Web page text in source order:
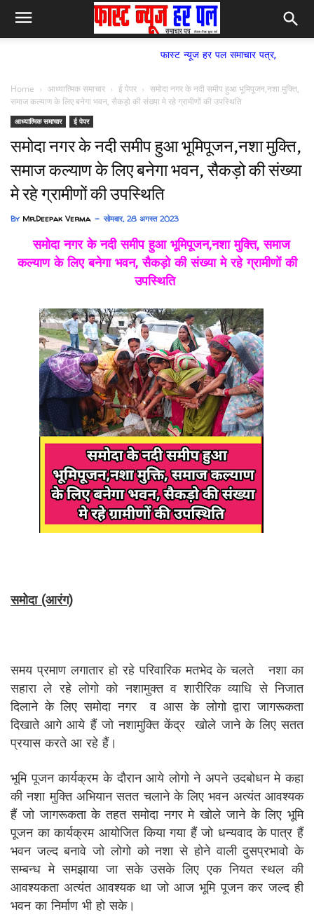
फास्ट न्यूज हर पल समाचार पत्र,
Home आध्यात्मिक समाचार ई पेपर
समोदा नगर के नदी समीप हुआ भूमिपूजन,नशा मुक्ति,
समाज कल्याण के लिए बनेगा भवन, सैकड़ो की संख्या मे रहे ग्रामीणों की उपस्थिति
आध्यात्मिक समाचार ई पेपर
समोदा नगर के नदी समीप हुआ भूमिपूजन,नशा मुक्ति,
समाज कल्याण के लिए बनेगा भवन, सैकड़ो की संख्या
मे रहे ग्रामीणों की उपस्थिति
By Mr.Deepak Verma सोमवार, 28 अगस्त 2023
समोदा नगर के नदी समीप हुआ भूमिपूजन,नशा मुक्ति, समाज
कल्याण के लिए बनेगा भवन, सैकड़ो की संख्या मे रहे ग्रामीणों की
उपस्थिति
समोदा (आरंग)
समय प्रमाण लगातार हो रहे परिवारिक मतभेद के चलते नशा का
सहारा ले रहे लोगो को नशामुक्त व शारीरिक व्याधि से निजात
दिलाने के लिए समोदा नगर व आस के लोगो द्वारा जागरूकता
दिखाते आगे आये हैं जो नशामुक्ति केंद्र खोले जाने के लिए सतत
प्रयास करते आ रहे हैं।
भूमि पूजन कार्यक्रम के दौरान आये लोगो ने अपने उदबोधन मे कहा
की नशा मुक्ति अभियान सतत चलाने के लिए भवन अत्यंत आवश्यक
हैं जो जागरूकता के तहत समोदा नगर मे खोले जाने के लिए भूमि
पूजन का कार्यक्रम आयोजित किया गया हैं जो धन्यवाद के पात्र हैं
भवन जल्द बनावे जो लोगो को नशा से होने वाली दुसप्रभावो के
सम्बन्ध मे समझाया जा सके उसके लिए एक नियत स्थल की
आवश्यकता अत्यंत आवश्यक था जो आज भूमि पूजन कर जल्द ही
भवन का निर्माण भी हो सके।